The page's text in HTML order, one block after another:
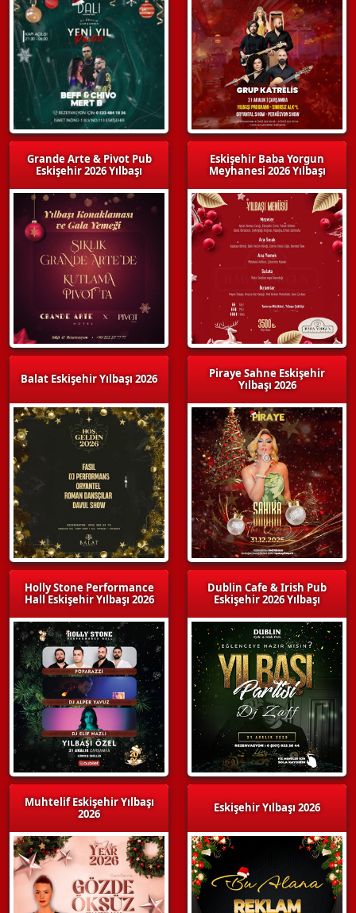
Grande Arte & Pivot Pub
Eskişehir 2026 Yılbaşı
Balat Eskişehir Yılbaşı 2026
Holly Stone Performance
Hall Eskişehir Yılbaşı 2026
Muhtelif Eskişehir Yılbaşı
2026
Eskişehir Baba Yorgun
Meyhanesi 2026 Yılbaşı
Piraye Sahne Eskişehir
Yılbaşı 2026
Dublin Cafe & Irish Pub
Eskişehir 2026 Yılbaşı
Eskişehir Yılbaşı 2026